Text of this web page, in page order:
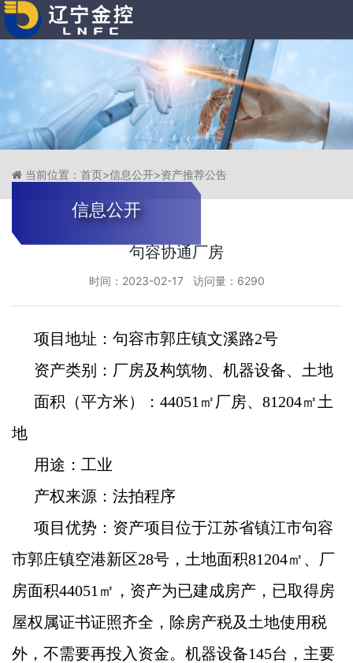
信息公开
当前位置： 首页>信息公开>资产推荐公告
句容协通厂房
时间：2023-02-17 访问量：6290
项目地址：句容市郭庄镇文溪路2号
资产类别：厂房及构筑物、机器设备、土地
面积（平方米）：44051㎡厂房、81204㎡土
地
用途：工业
产权来源：法拍程序
项目优势：资产项目位于江苏省镇江市句容
市郭庄镇空港新区28号，土地面积81204㎡、厂
房面积44051㎡，资产为已建成房产，已取得房
屋权属证书证照齐全，除房产税及土地使用税
外，不需要再投入资金。机器设备145台，主要